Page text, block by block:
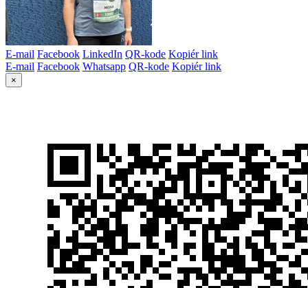
E-mail Facebook LinkedIn QR-kode Kopiér link
E-mail Facebook Whatsapp QR-kode Kopiér link
×